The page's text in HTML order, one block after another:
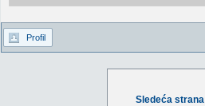
Sledeća strana
Profil